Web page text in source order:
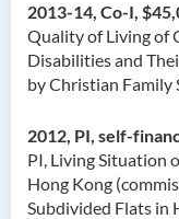
2013-14, Co-I,
Quality of Living of
Disabilities and
by Christian Family
2012, PI, self-
PI, Living Situation
Hong Kong
Subdivided Flats in